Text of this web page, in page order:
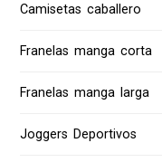
Camisetas caballero
Franelas manga corta
Franelas manga larga
Joggers Deportivos